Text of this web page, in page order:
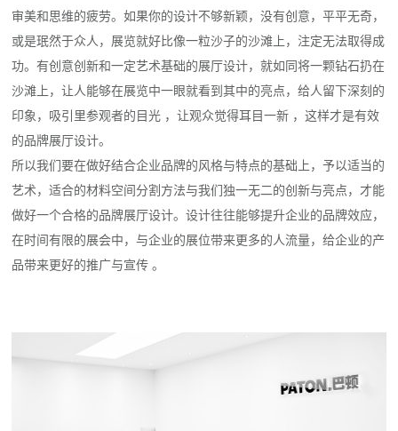
审美和思维的疲劳。如果你的设计不够新颖，没有创意，平平无奇，
或是珉然于众人，展览就好比像一粒沙子的沙滩上，注定无法取得成
功。有创意创新和一定艺术基础的展厅设计，就如同将一颗钻石扔在
沙滩上，让人能够在展览中一眼就看到其中的亮点，给人留下深刻的
印象，吸引里参观者的目光 ，让观众觉得耳目一新 ，这样才是有效
的品牌展厅设计。
所以我们要在做好结合企业品牌的风格与特点的基础上，予以适当的
艺术，适合的材料空间分割方法与我们独一无二的创新与亮点，才能
做好一个合格的品牌展厅设计。设计往往能够提升企业的品牌效应，
在时间有限的展会中，与企业的展位带来更多的人流量，给企业的产
品带来更好的推广与宣传 。